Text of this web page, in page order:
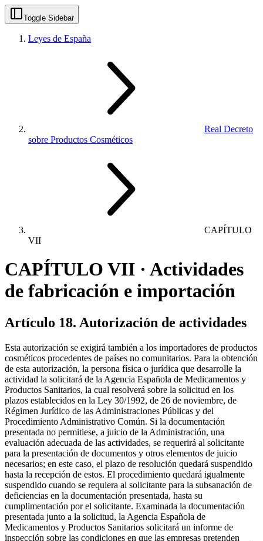
Toggle Sidebar
Leyes de España
Real Decreto
sobre Productos Cosméticos
CAPÍTULO
VII
CAPÍTULO VII · Actividades
de fabricación e importación
Artículo 18. Autorización de actividades
Esta autorización se exigirá también a los importadores de productos
cosméticos procedentes de países no comunitarios. Para la obtención
de esta autorización, la persona física o jurídica que desarrolle la
actividad la solicitará de la Agencia Española de Medicamentos y
Productos Sanitarios, la cual resolverá sobre la solicitud en los
plazos establecidos en la Ley 30/1992, de 26 de noviembre, de
Régimen Jurídico de las Administraciones Públicas y del
Procedimiento Administrativo Común. Si la documentación
presentada no permitiese, a juicio de la Administración, una
evaluación adecuada de las actividades, se requerirá al solicitante
para la presentación de documentos y otros elementos de juicio
necesarios; en este caso, el plazo de resolución quedará suspendido
hasta la recepción de estos. El procedimiento quedará igualmente
suspendido cuando se requiera al solicitante para la subsanación de
deficiencias en la documentación presentada, hasta su
cumplimentación por el solicitante. Examinada la documentación
presentada junto a la solicitud, la Agencia Española de
Medicamentos y Productos Sanitarios solicitará un informe de
inspección sobre las condiciones en que las empresas pretenden